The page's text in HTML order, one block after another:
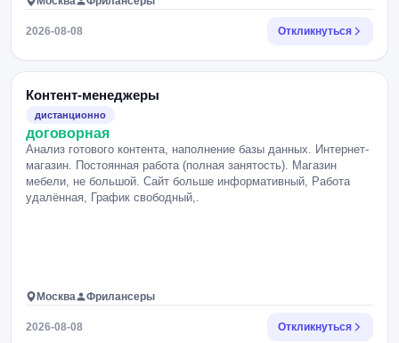
2026-08-08 Откликнуться
Контент-менеджеры
дистанционно
договорная
Анализ готового контента, наполнение базы данных. Интернет-
магазин. Постоянная работа (полная занятость). Магазин
мебели, не большой. Сайт больше информативный, Работа
удалённая, График свободный,.
Москва Фрилансеры
2026-08-08 Откликнуться